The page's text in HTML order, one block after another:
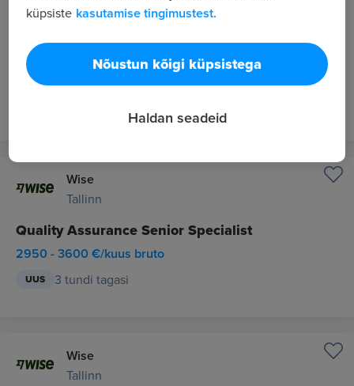
Tallinn
Quality Assurance Team Lead
3450 - 4500 €/kuus bruto
Wise
Tallinn
Quality Assurance Senior Specialist
2950 - 3600 €/kuus bruto
UUS 3 tundi tagasi
Wise
Tallinn
küpsiste kasutamise tingimustest.
Nõustun kõigi küpsistega
Haldan seadeid